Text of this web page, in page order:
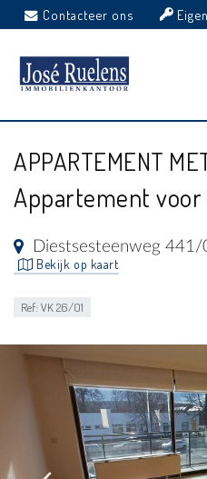
Contacteer ons
APPARTEMENT
Appartement
Diestsesteenweg
Bekijk op kaart
Ref: VK 26/01